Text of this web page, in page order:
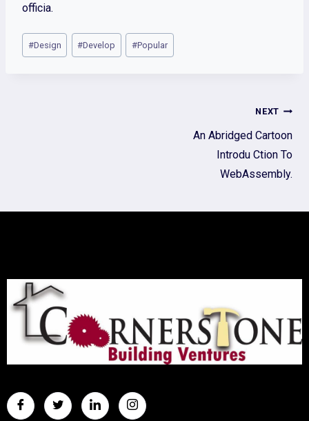
officia.
#Design #Develop #Popular
NEXT
An Abridged Cartoon
Introdu Ction To
WebAssembly.